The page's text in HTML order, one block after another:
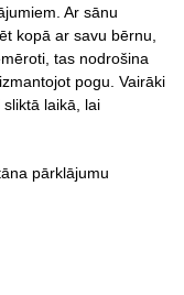
Ar sānu
kopā ar savu bērnu,
tas nodrošina
pogu. Vairāki
laikā, lai
pārklājumu